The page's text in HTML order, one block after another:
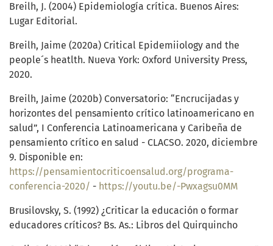
Breilh, J. (2004) Epidemiología crítica. Buenos Aires:
Lugar Editorial.
Breilh, Jaime (2020a) Critical Epidemiiology and the
people´s heatlth. Nueva York: Oxford University Press,
2020.
Breilh, Jaime (2020b) Conversatorio: “Encrucijadas y
horizontes del pensamiento crítico latinoamericano en
salud”, I Conferencia Latinoamericana y Caribeña de
pensamiento crítico en salud - CLACSO. 2020, diciembre
9. Disponible en:
https://pensamientocriticoensalud.org/programa-
conferencia-2020/ - https://youtu.be/-Pwxagsu0MM
Brusilovsky, S. (1992) ¿Criticar la educación o formar
educadores críticos? Bs. As.: Libros del Quirquincho